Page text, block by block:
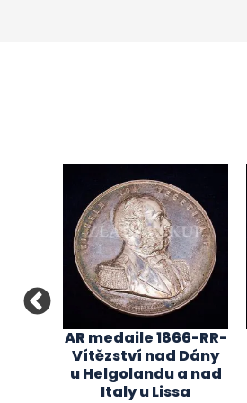
AR medaile 1866-RR-
Vítězství nad Dány
u Helgolandu a nad
Italy u Lissa